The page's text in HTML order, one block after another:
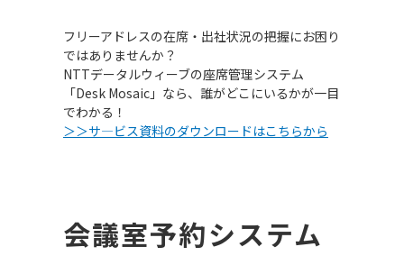
フリーアドレスの在席・出社状況の把握にお困り
ではありませんか？
NTTデータルウィーブの座席管理システム
「Desk Mosaic」なら、誰がどこにいるかが一目
でわかる！
＞＞サ―ビス資料のダウンロードはこちらから
会議室予約システム